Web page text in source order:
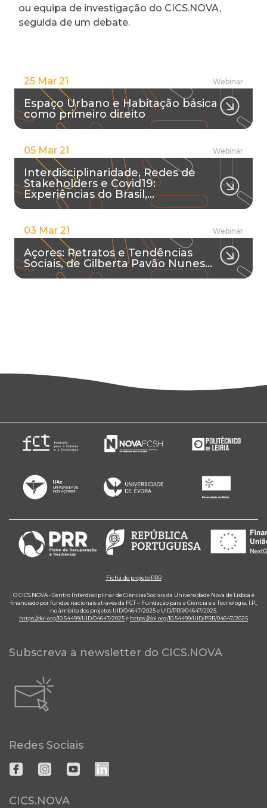
ou equipa de investigação do CICS.NOVA,
seguida de um debate.
25 Mar 21 Webinar
Espaço Urbano e Habitação básica
como primeiro direito
05 Mar 21 Webinar
Interdisciplinaridade, Redes de
Stakeholders e Covid19:
Experiências do Brasil,…
03 Mar 21 Webinar
Açores: Retratos e Tendências
Sociais, de Gilberta Pavão Nunes…
Ficha de projeto PRR
O CICS.NOVA - Centro Interdisciplinar de Ciências Sociais da Universidade Nova de Lisboa é
financiado por fundos nacionais através da FCT – Fundação para a Ciência e a Tecnologia, I.P.,
no âmbito dos projetos UID/04647/2025 e UID/PRR/04647/2025.
https://doi.org/10.54499/UID/04647/2025e https://doi.org/10.54499/UID/PRR/04647/2025
Subscreva a newsletter do CICS.NOVA
Redes Sociais
CICS.NOVA